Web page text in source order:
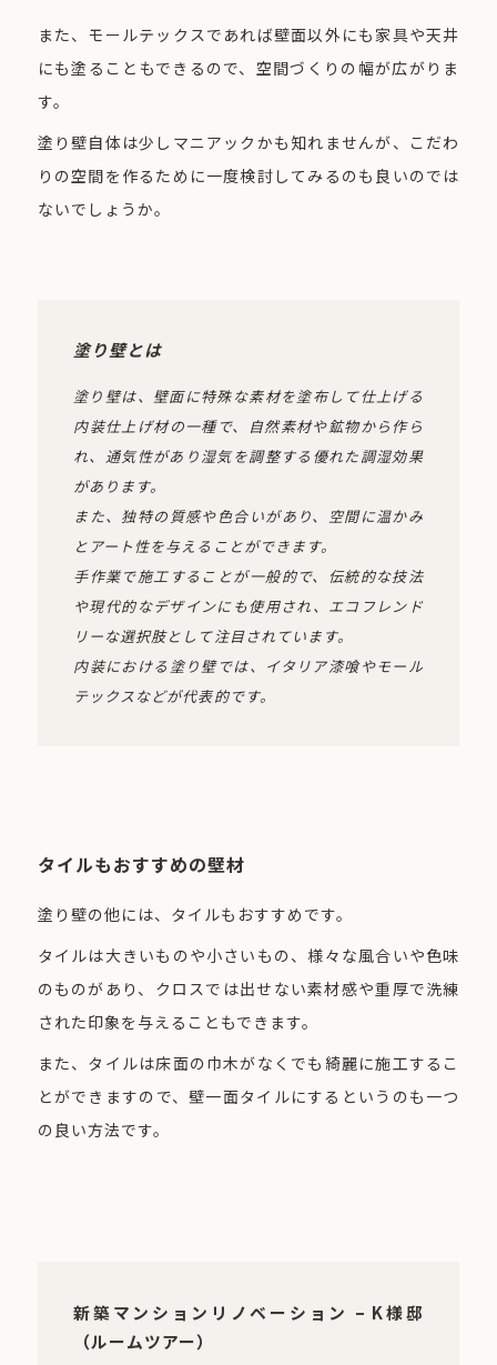
また、モールテックスであれば壁面以外にも家具や天井
にも塗ることもできるので、空間づくりの幅が広がりま
す。
塗り壁自体は少しマニアックかも知れませんが、こだわ
りの空間を作るために一度検討してみるのも良いのでは
ないでしょうか。
塗り壁とは
塗り壁は、壁面に特殊な素材を塗布して仕上げる
内装仕上げ材の一種で、自然素材や鉱物から作ら
れ、通気性があり湿気を調整する優れた調湿効果
があります。
また、独特の質感や色合いがあり、空間に温かみ
とアート性を与えることができます。
手作業で施工することが一般的で、伝統的な技法
や現代的なデザインにも使用され、エコフレンド
リーな選択肢として注目されています。
内装における塗り壁では、イタリア漆喰やモール
テックスなどが代表的です。
タイルもおすすめの壁材
塗り壁の他には、タイルもおすすめです。
タイルは大きいものや小さいもの、様々な風合いや色味
のものがあり、クロスでは出せない素材感や重厚で洗練
された印象を与えることもできます。
また、タイルは床面の巾木がなくでも綺麗に施工するこ
とができますので、壁一面タイルにするというのも一つ
の良い方法です。
新築マンションリノベーション – K様邸
（ルームツアー）